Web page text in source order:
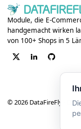
Module, die E-
handgemacht wirken
von 100+ Shops in 5
© 2026 DataFireFly ·